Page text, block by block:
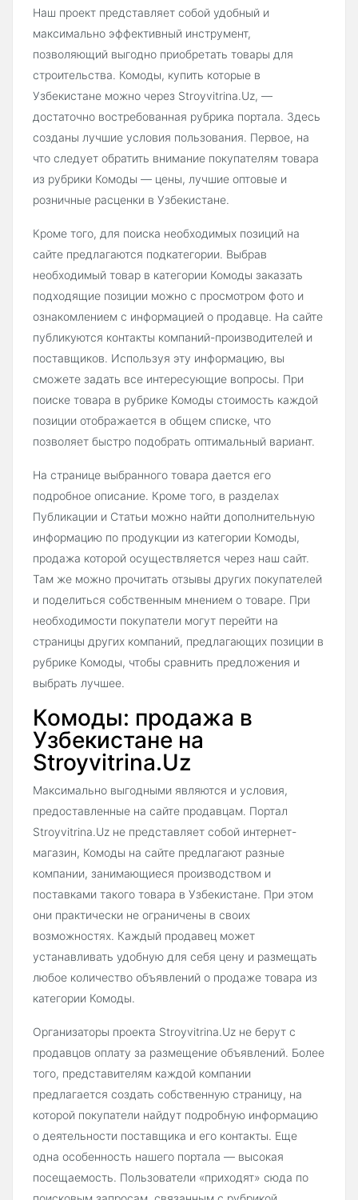
Наш проект представляет собой удобный и
максимально эффективный инструмент,
позволяющий выгодно приобретать товары для
строительства. Комоды, купить которые в
Узбекистане можно через Stroyvitrina.Uz, —
достаточно востребованная рубрика портала. Здесь
созданы лучшие условия пользования. Первое, на
что следует обратить внимание покупателям товара
из рубрики Комоды — цены, лучшие оптовые и
розничные расценки в Узбекистане.
Кроме того, для поиска необходимых позиций на
сайте предлагаются подкатегории. Выбрав
необходимый товар в категории Комоды заказать
подходящие позиции можно с просмотром фото и
ознакомлением с информацией о продавце. На сайте
публикуются контакты компаний-производителей и
поставщиков. Используя эту информацию, вы
сможете задать все интересующие вопросы. При
поиске товара в рубрике Комоды стоимость каждой
позиции отображается в общем списке, что
позволяет быстро подобрать оптимальный вариант.
На странице выбранного товара дается его
подробное описание. Кроме того, в разделах
Публикации и Статьи можно найти дополнительную
информацию по продукции из категории Комоды,
продажа которой осуществляется через наш сайт.
Там же можно прочитать отзывы других покупателей
и поделиться собственным мнением о товаре. При
необходимости покупатели могут перейти на
страницы других компаний, предлагающих позиции в
рубрике Комоды, чтобы сравнить предложения и
выбрать лучшее.
Комоды: продажа в
Узбекистане на
Stroyvitrina.Uz
Максимально выгодными являются и условия,
предоставленные на сайте продавцам. Портал
Stroyvitrina.Uz не представляет собой интернет-
магазин, Комоды на сайте предлагают разные
компании, занимающиеся производством и
поставками такого товара в Узбекистане. При этом
они практически не ограничены в своих
возможностях. Каждый продавец может
устанавливать удобную для себя цену и размещать
любое количество объявлений о продаже товара из
категории Комоды.
Организаторы проекта Stroyvitrina.Uz не берут с
продавцов оплату за размещение объявлений. Более
того, представителям каждой компании
предлагается создать собственную страницу, на
которой покупатели найдут подробную информацию
о деятельности поставщика и его контакты. Еще
одна особенность нашего портала — высокая
посещаемость. Пользователи «приходят» сюда по